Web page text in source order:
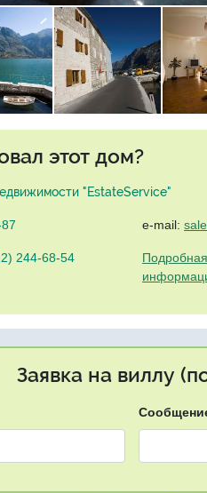
этот дом?
"EstateService"
244-68-54
e-mail:
Заявка на виллу